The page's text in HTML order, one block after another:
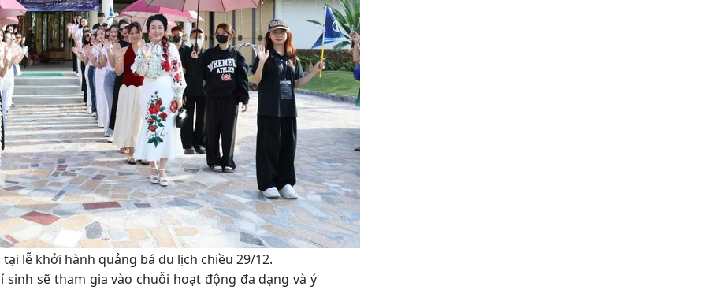
lễ khởi hành quảng bá du lịch chiều 29/12.
sẽ tham gia vào chuỗi hoạt động đa dạng và ý